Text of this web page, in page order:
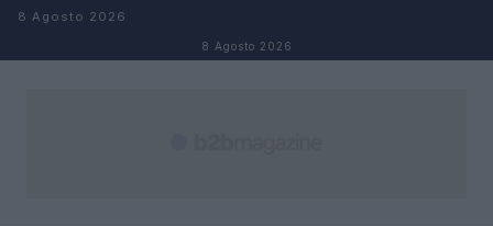
Salta al contenuto
8 Agosto 2026
8 Agosto 2026